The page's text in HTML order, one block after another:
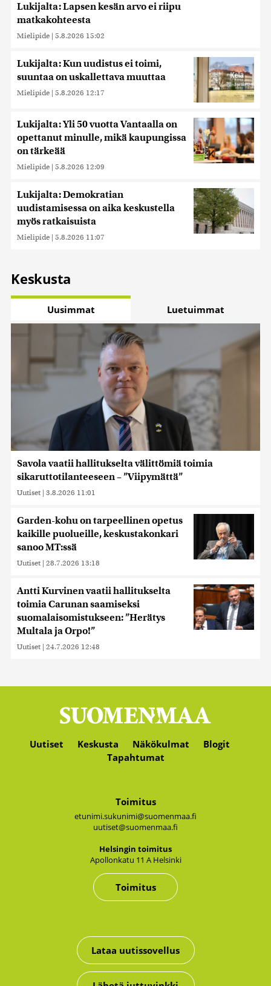
Lukijalta: Lapsen kesän arvo ei riipu
matkakohteesta
Mielipide | 5.8.2026 15:02
Lukijalta: Kun uudistus ei toimi,
suuntaa on uskallettava muuttaa
Mielipide | 5.8.2026 12:17
Lukijalta: Yli 50 vuotta Vantaalla on
opettanut minulle, mikä kaupungissa
on tärkeää
Mielipide | 5.8.2026 12:09
Lukijalta: Demokratian
uudistamisessa on aika keskustella
myös ratkaisuista
Mielipide | 5.8.2026 11:07
Keskusta
Uusimmat Luetuimmat
Savola vaatii hallitukselta välittömiä toimia
sikaruttotilanteeseen – ”Viipymättä”
Uutiset | 3.8.2026 11:01
Garden-kohu on tarpeellinen opetus
kaikille puolueille, keskustakonkari
sanoo MT:ssä
Uutiset | 28.7.2026 13:18
Antti Kurvinen vaatii hallitukselta
toimia Carunan saamiseksi
suomalaisomistukseen: ”Herätys
Multala ja Orpo!”
Uutiset | 24.7.2026 12:48
Uutiset Keskusta Näkökulmat
Blogit
Tapahtumat
Toimitus
etunimi.sukunimi@suomenmaa.fi
uutiset@suomenmaa.fi
Hel­sin­gin toi­mi­tus
Apol­lon­ka­tu 11 A Hel­sin­ki
Toimitus
Lataa uutissovellus